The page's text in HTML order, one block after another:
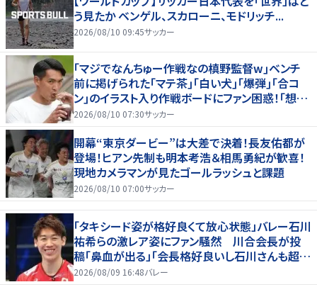
う見たか ベンゲル、スカローニ、モドリッチ...
2026/08/10 09:45サッカー
｢マジでなんちゅー作戦なの槙野監督w｣ベンチ
前に掲げられた｢マテ茶｣｢白い犬｣｢爆弾｣｢合コ
ン｣のイラスト入り作戦ボードにファン困惑！｢想像
よりデカくて吹いた｣
2026/08/10 07:30サッカー
開幕“東京ダービー”は大差で決着！長友佑都が
登場！ヒアン先制も明本考浩＆相馬勇紀が歓喜！
現地カメラマンが見たゴールラッシュと課題
2026/08/10 07:00サッカー
「タキシード姿が格好良くて放心状態」バレー石川
祐希らの激レア姿にファン騒然 川合会長が投
稿「鼻血が出る」「会長格好良いし石川さんも超格
好いい」
2026/08/09 16:48バレー